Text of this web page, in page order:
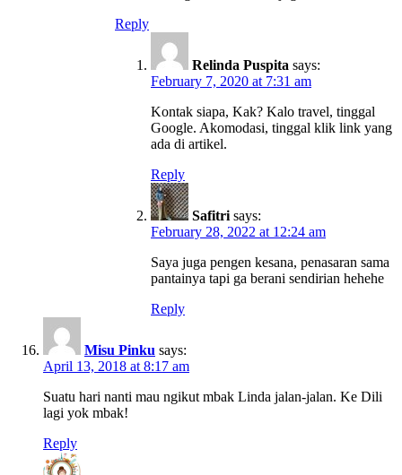
Reply
Relinda Puspita says:
February 7, 2020 at 7:31 am
Kontak siapa, Kak? Kalo travel, tinggal
Google. Akomodasi, tinggal klik link yang
ada di artikel.
Reply
Safitri says:
February 28, 2022 at 12:24 am
Saya juga pengen kesana, penasaran sama
pantainya tapi ga berani sendirian hehehe
Reply
Misu Pinku says:
April 13, 2018 at 8:17 am
Suatu hari nanti mau ngikut mbak Linda jalan-jalan. Ke Dili
lagi yok mbak!
Reply